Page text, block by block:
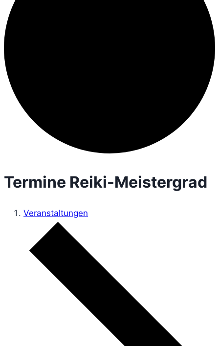
Termine Reiki-Meistergrad
Veranstaltungen